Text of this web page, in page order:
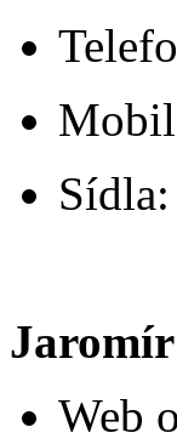
Sídla:
Web